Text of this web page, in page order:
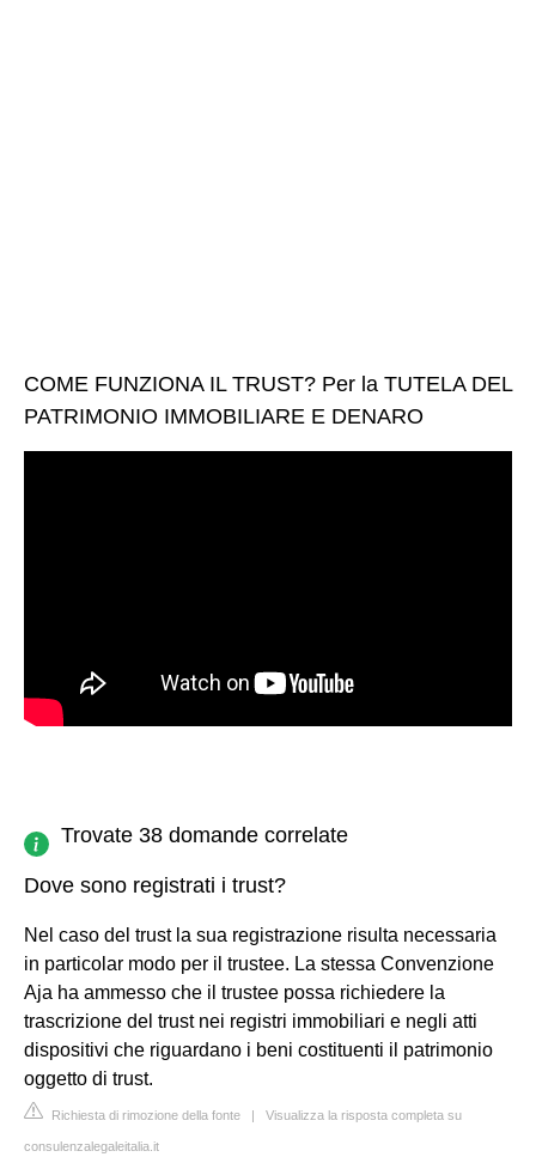
COME FUNZIONA IL TRUST? Per la TUTELA DEL
PATRIMONIO IMMOBILIARE E DENARO
Trovate 38 domande correlate
Dove sono registrati i trust?
Nel caso del trust la sua registrazione risulta necessaria
in particolar modo per il trustee. La stessa Convenzione
Aja ha ammesso che il trustee possa richiedere la
trascrizione del trust nei registri immobiliari e negli atti
dispositivi che riguardano i beni costituenti il patrimonio
oggetto di trust.
Richiesta di rimozione della fonte | Visualizza la risposta completa su
consulenzalegaleitalia.it